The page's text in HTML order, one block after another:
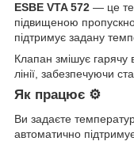
ESBE VTA 572 — це
підвищеною
підтримує задану
Клапан змішує гарячу
лінії, забезпечуючи
Як працює ⚙️
Ви задаєте
автоматично